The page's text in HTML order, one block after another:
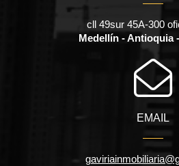
cll 49sur 45A-300
Medellín - Antioquia
EMAIL